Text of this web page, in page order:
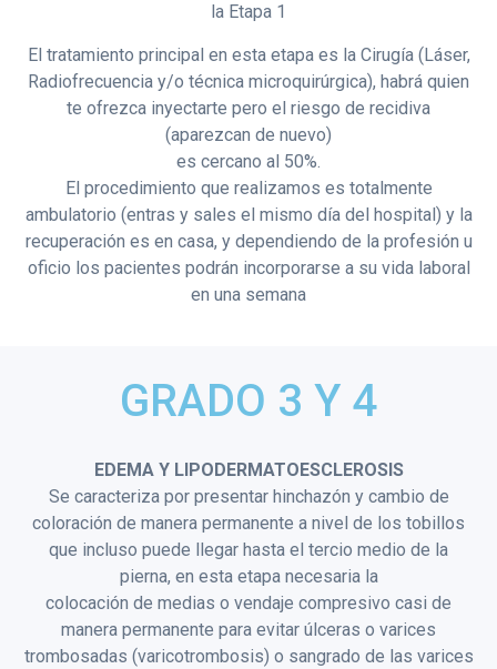
la Etapa 1
El tratamiento principal en esta etapa es la Cirugía (Láser,
Radiofrecuencia y/o técnica microquirúrgica), habrá quien
te ofrezca inyectarte pero el riesgo de recidiva
(aparezcan de nuevo)
es cercano al 50%.
El procedimiento que realizamos es totalmente
ambulatorio (entras y sales el mismo día del hospital) y la
recuperación es en casa, y dependiendo de la profesión u
oficio los pacientes podrán incorporarse a su vida laboral
en una semana
GRADO 3 Y 4
EDEMA Y LIPODERMATOESCLEROSIS
Se caracteriza por presentar hinchazón y cambio de
coloración de manera permanente a nivel de los tobillos
que incluso puede llegar hasta el tercio medio de la
pierna, en esta etapa necesaria la
colocación de medias o vendaje compresivo casi de
manera permanente para evitar úlceras o varices
trombosadas (varicotrombosis) o sangrado de las varices